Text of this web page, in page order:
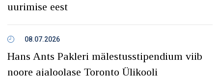
uurimise eest
08.07.2026
Hans Ants Pakleri mälestusstipendium viib
noore ajaloolase Toronto Ülikooli